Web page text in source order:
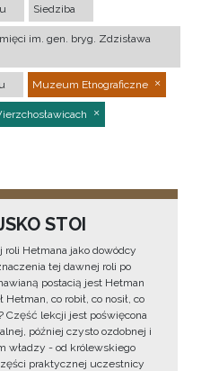
Siedziba
im. gen. bryg. Zdzisława
Muzeum Etnograficzne
STOI
Hetmana jako dowódcy
tej dawnej roli po
postacią jest Hetman
co robił, co nosił, co
Część lekcji jest poświęcona
później czysto ozdobnej i
władzy - od królewskiego
praktycznej uczestnicy